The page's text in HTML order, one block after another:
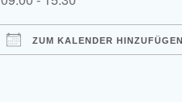
ZUM KALENDER HINZUFÜGEN